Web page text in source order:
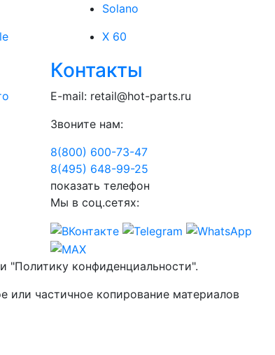
Solano
X 60
Контакты
E-mail: retail@hot-parts.ru
Звоните нам:
8(800) 600-73-47
8(495) 648-99-25
показать телефон
Мы в соц.сетях:
"Политику конфиденциальности".
или частичное копирование материалов